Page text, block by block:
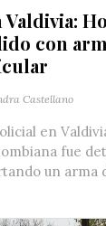
Valdivia:
con
Castellano
en
fue
un arma